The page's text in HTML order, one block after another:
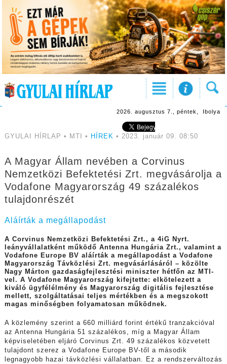
2026. augusztus 7., péntek, Ibolya
GYULAI HÍRLAP • MTI • HÍREK • 2023. január 09. 08:50
A Magyar Állam nevében a Corvinus
Nemzetközi Befektetési Zrt. megvásárolja a
Vodafone Magyarország 49 százalékos
tulajdonrészét
Aláírták a megállapodást
A Corvinus Nemzetközi Befektetési Zrt., a 4iG Nyrt.
leányvállalatként működő Antenna Hungária Zrt., valamint a
Vodafone Europe BV aláírták a megállapodást a Vodafone
Magyarország Távközlési Zrt. megvásárlásáról – közölte
Nagy Márton gazdaságfejlesztési miniszter hétfőn az MTI-
vel. A Vodafone Magyarország kifejtette: elkötelezett a
kiváló ügyfélélmény és Magyarország digitális fejlesztése
mellett, szolgáltatásai teljes mértékben és a megszokott
magas minőségben folyamatosan működnek.
A közlemény szerint a 660 milliárd forint értékű tranzakcióval
az Antenna Hungária 51 százalékos, míg a Magyar Állam
képviseletében eljáró Corvinus Zrt. 49 százalékos közvetett
tulajdont szerez a Vodafone Europe BV-től a második
legnagyobb hazai távközlési vállalatban. Ez a rendszerváltozás